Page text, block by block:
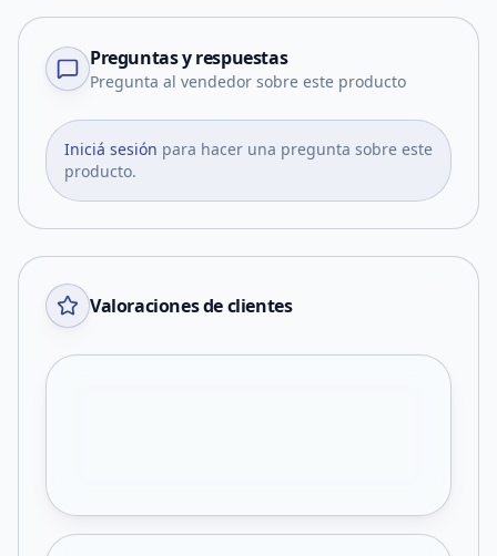
Preguntas y respuestas
Pregunta al vendedor sobre este producto
Iniciá sesión para hacer una pregunta sobre este
producto.
Valoraciones de clientes